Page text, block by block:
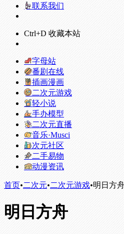
联系我们
Ctrl+D 收藏本站
字母站
番剧在线
插画漫画
二次元游戏
轻小说
手办模型
二次元直播
音乐·Musci
次元社区
二手易物
动漫资讯
首页•二次元•二次元游戏•明日方
明日方舟